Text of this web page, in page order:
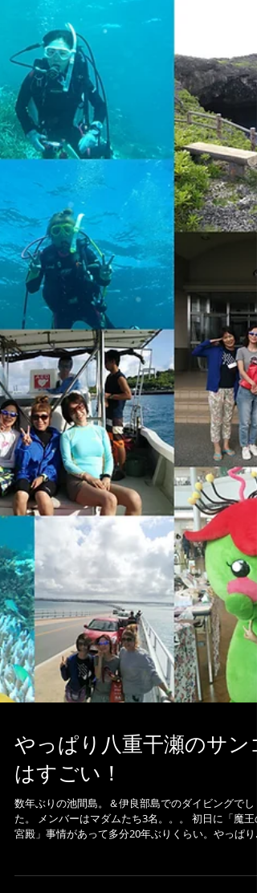
宮古島、伊良部島、池間島ダイビングツアー、名古
宮古島直行便